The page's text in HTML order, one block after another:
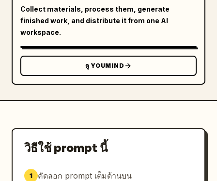
🌟","subtitle":"คุณทำเวลาได้ดีขึ้น 1:12 นาที จาก
การวิ่ง 5 กม. ครั้งก่อน","icon":"small gold medal
badge"},"table_section":{"title":"การแบ่งช่วง
(Splits)","count":2,"columns":
["กม.","ความเร็ว","เวลา"],"rows":
[["1","6:35","6:35"],
["2","6:23","12:58"]],"presentation":"การ์ด
x","center_text":"ได้เวลาวิ่ง
แล้ว!","subtext":"คุณทำได้ เราจะค่อยๆ ไปกันนะ
🦥","right_icon":"settings
progress selector","top_label":"เลือกเป้า
Collect materials, process them, generate
finished work, and distribute it from one AI
workspace.
ดู YOUMIND
วิธีใช้ prompt นี้
1 คัดลอก prompt เต็มด้านบน